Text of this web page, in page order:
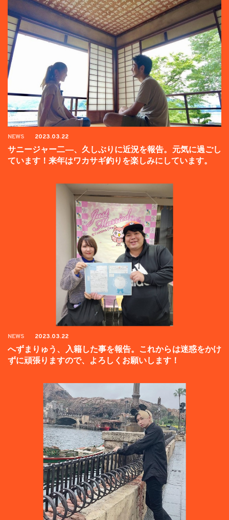
NEWS 2023.03.22
サニージャー二―、久しぶりに近況を報告。元気に過ごし
ています！来年はワカサギ釣りを楽しみにしています。
NEWS 2023.03.22
へずまりゅう、入籍した事を報告。これからは迷惑をかけ
ずに頑張りますので、よろしくお願いします！